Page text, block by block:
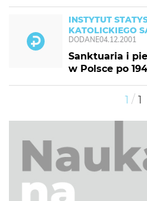
INSTYTUT
KATOLICKIEGO
DODANE04.12.2001
Sanktuaria i
w Polsce po
1 / 1